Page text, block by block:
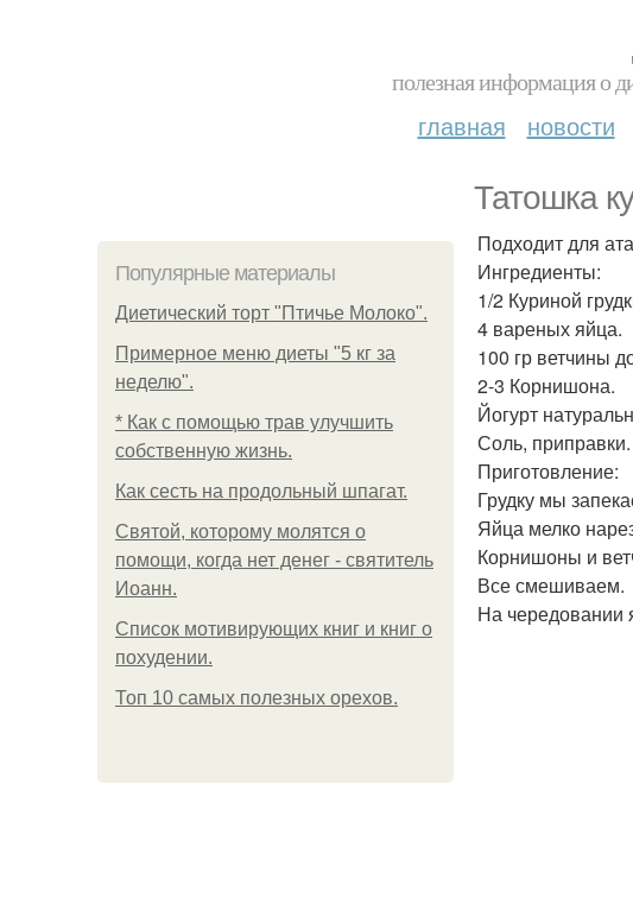
полезная информация о
главная новости
Татошка
Популярные материалы
Диетический торт "Птичье Молоко".
Примерное меню диеты "5 кг за
неделю".
* Как с помощью трав улучшить
собственную жизнь.
Как сесть на продольный шпагат.
Святой, которому молятся о
помощи, когда нет денег - святитель
Иоанн.
Список мотивирующих книг и книг о
похудении.
Топ 10 самых полезных орехов.
Подходит для
Ингредиенты:
1/2 Куриной
4 вареных яйца.
100 гр ветчины
2-3 Корнишона.
Йогурт
Соль, приправки.
Приготовление:
Грудку мы
Яйца мелко
Корнишоны и
Все смешиваем.
На чередовании